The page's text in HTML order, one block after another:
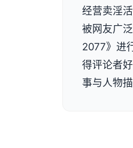
经营卖淫
被网友广
2077》进
得评论者
事与人物